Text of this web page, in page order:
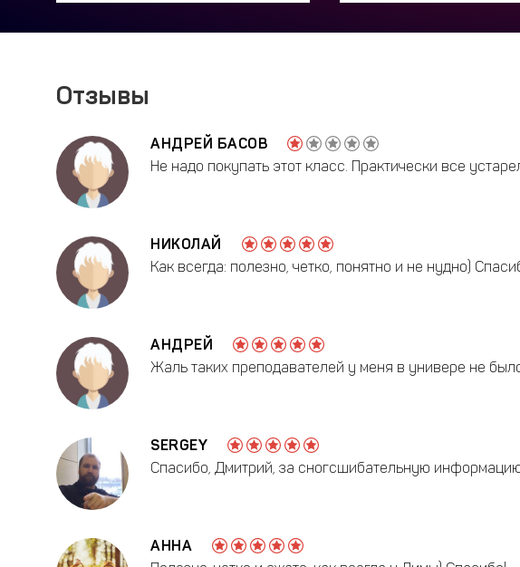
Отзывы
АНДРЕЙ БАСОВ
Не надо покупать этот класс. Практически все
НИКОЛАЙ
Как всегда: полезно, четко, понятно и не нудно)
АНДРЕЙ
Жаль таких преподавателей у меня в универе не
SERGEY
Спасибо, Дмитрий, за сногсшибательную
АННА